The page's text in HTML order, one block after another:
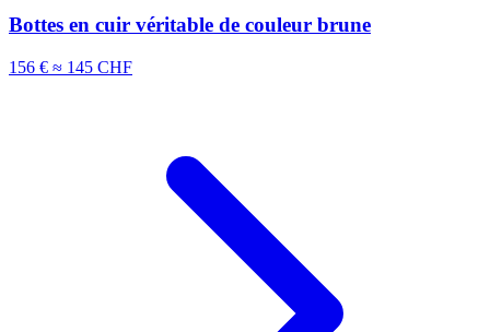
Bottes en cuir véritable de couleur brune
156 € ≈ 145 CHF